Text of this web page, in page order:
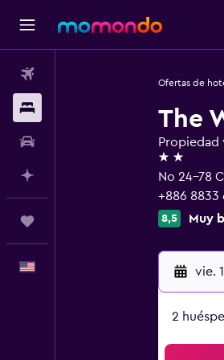
Ofertas de
The
Propiedad
2 estrellas
No 24-78
+886 8833
8,5 Muy
vie.
2